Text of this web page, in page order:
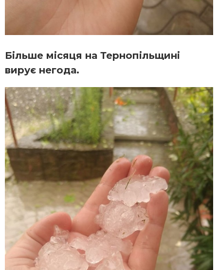
Більше місяця на Тернопільщині
вирує негода.